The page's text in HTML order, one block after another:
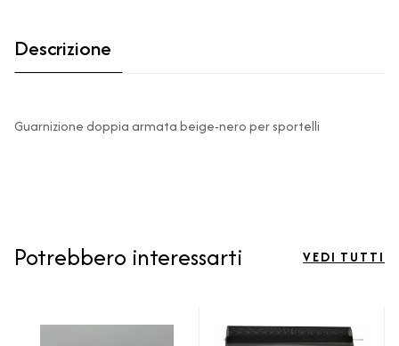
Descrizione
Guarnizione doppia armata beige-nero per sportelli
Potrebbero interessarti VEDI TUTTI